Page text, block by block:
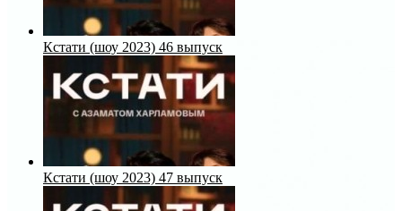
Кстати (шоу 2023) 46 выпуск
Кстати (шоу 2023) 47 выпуск